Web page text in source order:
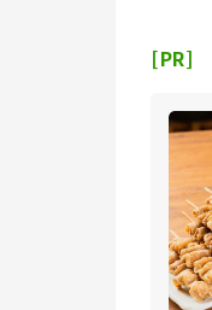
[PR]